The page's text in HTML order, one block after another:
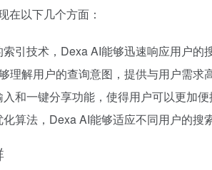
在以下几个方面：
引技术，Dexa AI能够迅速响应用户的
理解用户的查询意图，提供与用户需求
和一键分享功能，使得用户可以更加便
算法，Dexa AI能够适应不同用户的搜